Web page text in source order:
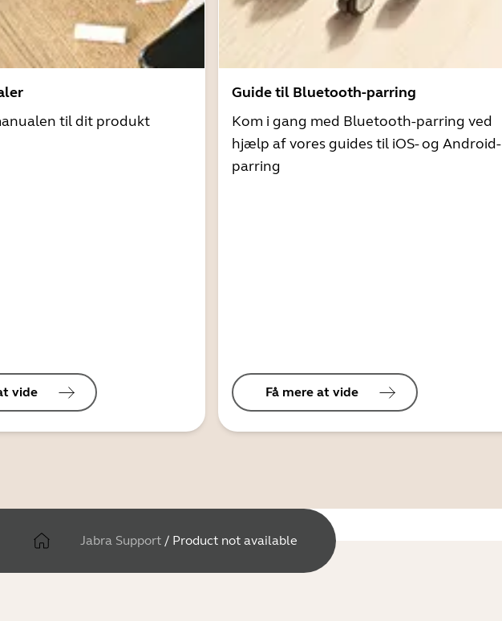
til dit produkt
vide
Guide til Bluetooth-parring
Kom i gang med Bluetooth-parring ved
hjælp af vores guides til iOS- og Android-
parring
Få mere at vide
Jabra Support / Product not available